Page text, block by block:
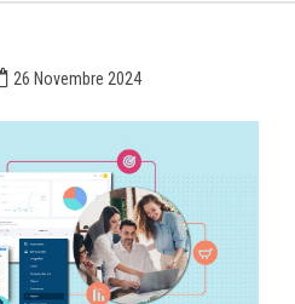
26 Novembre 2024